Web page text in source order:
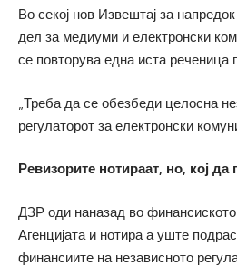
Во секој нов Извештај за
дел за медиуми и електронски
се повторува една иста реченица
„Треба да се обезбеди целосна
регулаторот за електронски
Ревизорите нотираат, но, кој да
ДЗР оди наназад во
Агенцијата и нотира а уште
финансиите на независното